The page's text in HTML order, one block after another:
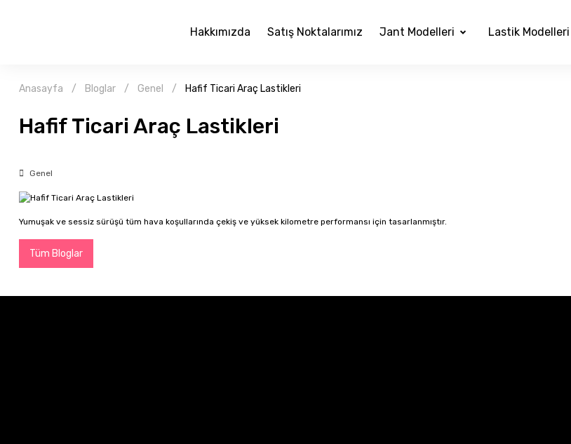
Hakkımızda Satış Noktalarımız Jant Modelleri Lastik Modelleri
Anasayfa Bloglar Genel Hafif Ticari Araç Lastikleri
Hafif Ticari Araç Lastikleri
Genel
Yumuşak ve sessiz sürüşü tüm hava koşullarında çekiş ve yüksek kilometre performansı için tasarlanmıştır.
Tüm Bloglar